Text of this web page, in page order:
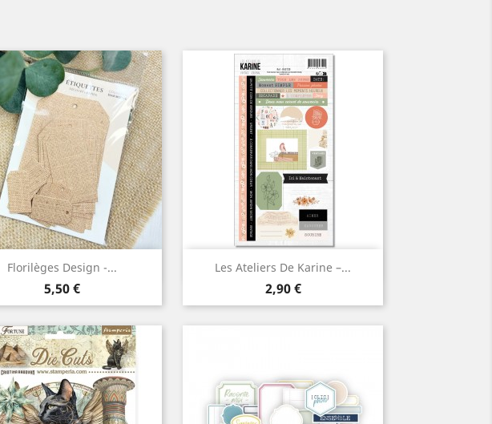
Florilèges Design -...
Prix
5,50 €
Aperçu rapide Les Ateliers De Karine –...
Prix
2,90 €
Aperçu rapide